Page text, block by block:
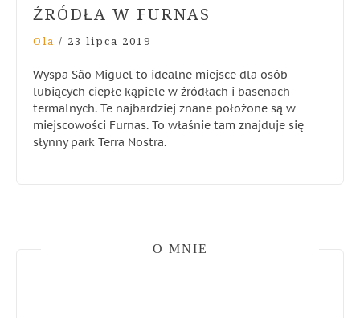
ŹRÓDŁA W FURNAS
Ola / 23 lipca 2019
Wyspa São Miguel to idealne miejsce dla osób
lubiących ciepłe kąpiele w źródłach i basenach
termalnych. Te najbardziej znane położone są w
miejscowości Furnas. To właśnie tam znajduje się
słynny park Terra Nostra.
O MNIE